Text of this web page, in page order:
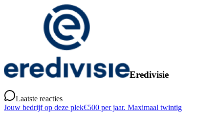
Eredivisie
Laatste reacties
Jouw bedrijf op deze plek€500 per jaar. Maximaal twintig